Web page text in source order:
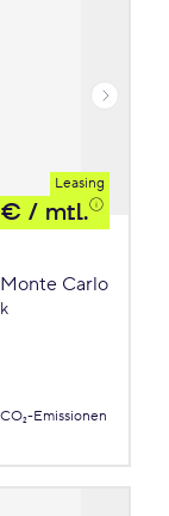
Leasing
€ / mtl.
Carlo
CO₂-Emissionen